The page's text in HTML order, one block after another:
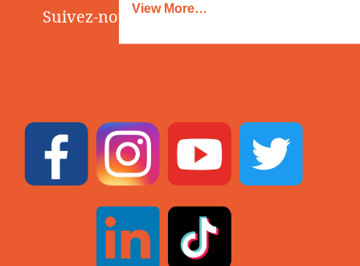
Suivez-nous sur les réseaux sociaux
View More…